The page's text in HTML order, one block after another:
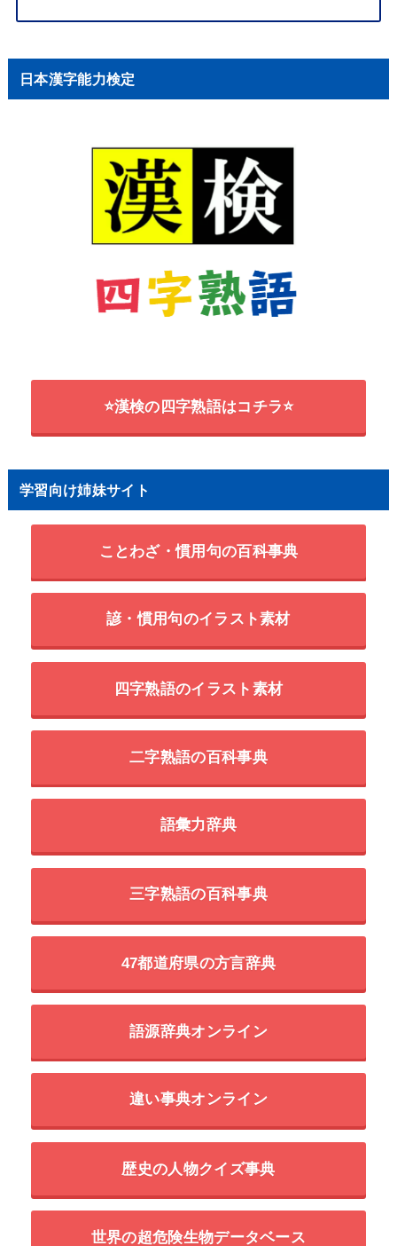
日本漢字能力検定
⭐漢検の四字熟語はコチラ⭐
学習向け姉妹サイト
ことわざ・慣用句の百科事典
諺・慣用句のイラスト素材
四字熟語のイラスト素材
二字熟語の百科事典
語彙力辞典
三字熟語の百科事典
47都道府県の方言辞典
語源辞典オンライン
違い事典オンライン
歴史の人物クイズ事典
世界の超危険生物データベース